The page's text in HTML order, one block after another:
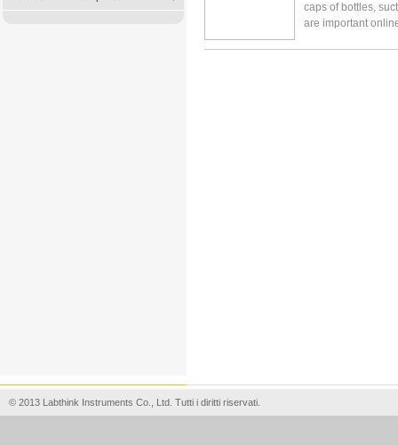
caps of bottles,
are important
© 2013 Labthink Instruments Co., Ltd. Tutti i diritti riservati.